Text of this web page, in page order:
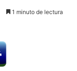
1 minuto de lectura